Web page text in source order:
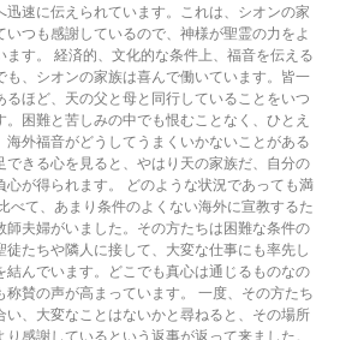
速に伝えられています。これは、シオンの家
つも感謝しているので、神様が聖霊の力をよ
ます。 経済的、文化的な条件上、福音を伝える
も、シオンの家族は喜んで働いています。皆一
ほど、天の父と母と同行していることをいつ
困難と苦しみの中でも恨むことなく、ひとえ
外福音がどうしてうまくいかないことがある
きる心を見ると、やはり天の家族だ、自分の
心が得られます。 どのような状況であっても満
べて、あまり条件のよくない海外に宣教するた
夫婦がいました。その方たちは困難な条件の
たちや隣人に接して、大変な仕事にも率先し
んでいます。どこでも真心は通じるものなの
賛の声が高まっています。 一度、その方たち
い、大変なことはないかと尋ねると、その場所
感謝しているという返事が返って来ました。